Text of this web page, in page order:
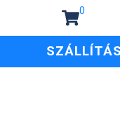
0